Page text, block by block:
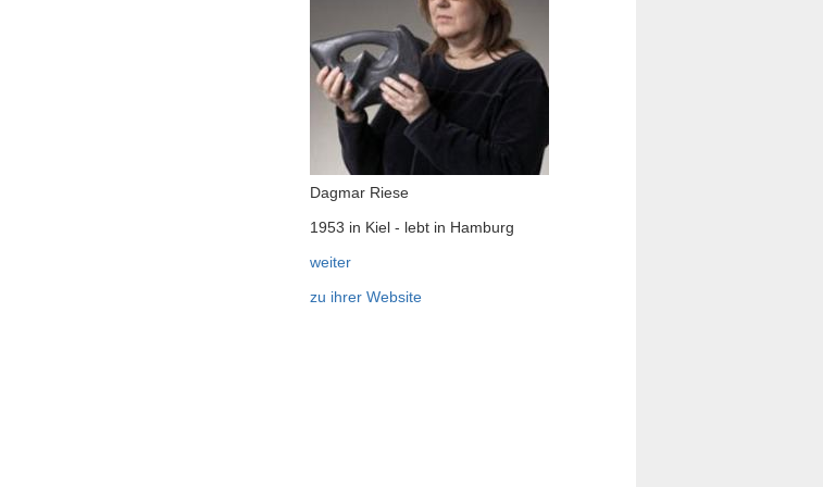
Dagmar Riese
1953 in Kiel - lebt in Hamburg
weiter
zu ihrer Website